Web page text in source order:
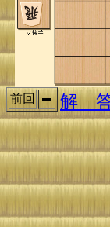
前回 解